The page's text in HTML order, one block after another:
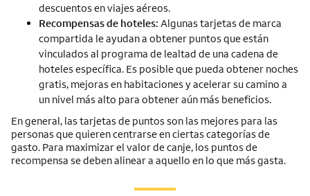
descuentos en viajes aéreos.
Recompensas de hoteles: Algunas tarjetas de marca
compartida le ayudan a obtener puntos que están
vinculados al programa de lealtad de una cadena de
hoteles específica. Es posible que pueda obtener noches
gratis, mejoras en habitaciones y acelerar su camino a
un nivel más alto para obtener aún más beneficios.
En general, las tarjetas de puntos son las mejores para las
personas que quieren centrarse en ciertas categorías de
gasto. Para maximizar el valor de canje, los puntos de
recompensa se deben alinear a aquello en lo que más gasta.